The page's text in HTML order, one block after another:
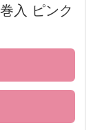
入 ピンク